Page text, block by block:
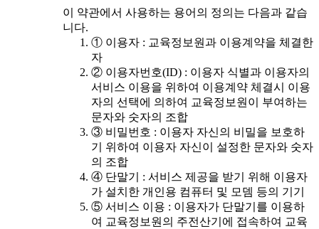
이 약관에서 사용하는 용어의 정의는 다음과 같습
니다.
① 이용자 : 교육정보원과 이용계약을 체결한
자
② 이용자번호(ID) : 이용자 식별과 이용자의
서비스 이용을 위하여 이용계약 체결시 이용
자의 선택에 의하여 교육정보원이 부여하는
문자와 숫자의 조합
③ 비밀번호 : 이용자 자신의 비밀을 보호하
기 위하여 이용자 자신이 설정한 문자와 숫자
의 조합
④ 단말기 : 서비스 제공을 받기 위해 이용자
가 설치한 개인용 컴퓨터 및 모뎀 등의 기기
⑤ 서비스 이용 : 이용자가 단말기를 이용하
여 교육정보원의 주전산기에 접속하여 교육